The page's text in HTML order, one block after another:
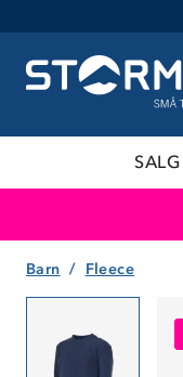
SALG
Barn Fleece